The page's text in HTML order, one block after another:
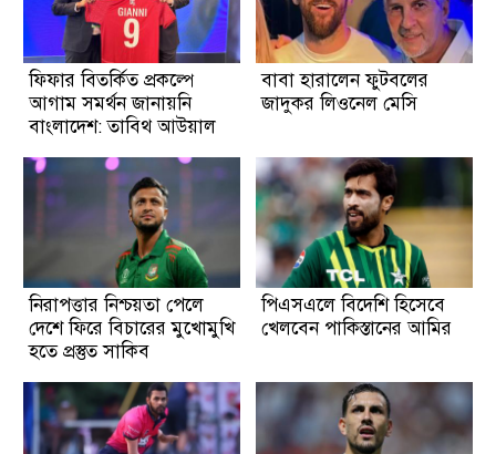
ফিফার বিতর্কিত প্রকল্পে
আগাম সমর্থন জানায়নি
বাংলাদেশ: তাবিথ আউয়াল
বাবা হারালেন ফুটবলের
জাদুকর লিওনেল মেসি
নিরাপত্তার নিশ্চয়তা পেলে
দেশে ফিরে বিচারের মুখোমুখি
হতে প্রস্তুত সাকিব
পিএসএলে বিদেশি হিসেবে
খেলবেন পাকিস্তানের আমির